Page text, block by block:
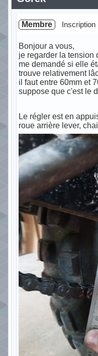
Membre Inscription
Bonjour a vous,
je regarder la tension
me demandé si elle
trouve relativement
il faut entre 60mm et
suppose que c'est le
Le régler est en
roue arrière lever,